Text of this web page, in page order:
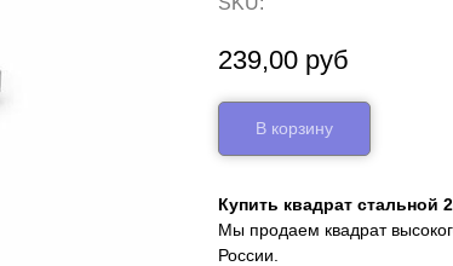
239,00 руб
В корзину
Купить квадрат стальной
Мы продаем квадрат
России.